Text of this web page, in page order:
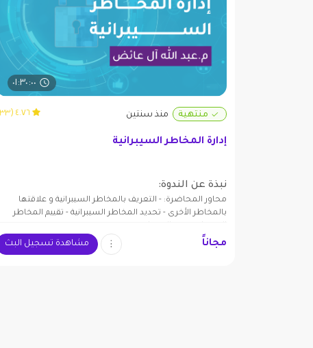
٠١:٣٠:٠٠
منتهية منذ سنتين ٤.٧٦ (٣٣)
إدارة المخاطر السيبرانية
نبذة عن الندوة:
محاور المحاضرة: - التعريف بالمخاطر السيبرانية و علاقتها
بالمخاطر الأخرى - تحديد المخاطر السيبرانية - تقييم المخاطر
مجاناً مشاهدة تسجيل البث